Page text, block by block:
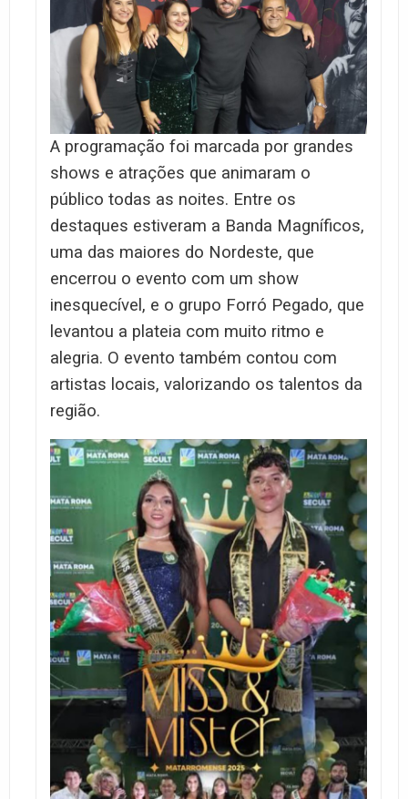
A programação foi marcada por grandes
shows e atrações que animaram o
público todas as noites. Entre os
destaques estiveram a Banda Magníficos,
uma das maiores do Nordeste, que
encerrou o evento com um show
inesquecível, e o grupo Forró Pegado, que
levantou a plateia com muito ritmo e
alegria. O evento também contou com
artistas locais, valorizando os talentos da
região.